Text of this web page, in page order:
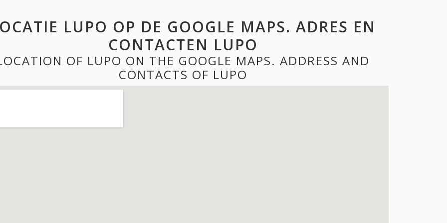
LUPO OP DE GOOGLE MAPS. ADRES EN
CONTACTEN LUPO
OF LUPO ON THE GOOGLE MAPS. ADDRESS AND
CONTACTS OF LUPO